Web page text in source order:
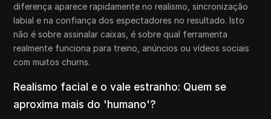
diferença aparece rapidamente no realismo, sincronização
labial e na confiança dos espectadores no resultado. Isto
não é sobre assinalar caixas, é sobre qual ferramenta
realmente funciona para treino, anúncios ou vídeos sociais
com muitos churns.
Realismo facial e o vale estranho: Quem se
aproxima mais do 'humano'?